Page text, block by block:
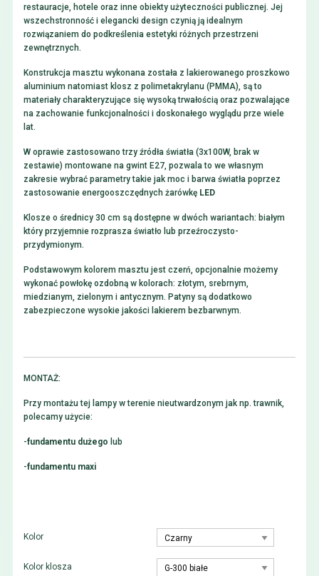
restauracje, hotele oraz inne obiekty użyteczności publicznej. Jej
wszechstronność i elegancki design czynią ją idealnym
rozwiązaniem do podkreślenia estetyki różnych przestrzeni
zewnętrznych.
Konstrukcja masztu wykonana została z lakierowanego proszkowo
aluminium natomiast klosz z polimetakrylanu (PMMA), są to
materiały charakteryzujące się wysoką trwałością oraz pozwalające
na zachowanie funkcjonalności i doskonałego wyglądu prze wiele
lat.
W oprawie zastosowano trzy źródła światła (3x100W, brak w
zestawie) montowane na gwint E27, pozwala to we własnym
zakresie wybrać parametry takie jak moc i barwa światła poprzez
zastosowanie energooszczędnych żarówkę LED
Klosze o średnicy 30 cm są dostępne w dwóch wariantach: białym
który przyjemnie rozprasza światło lub przeźroczysto-
przydymionym.
Podstawowym kolorem masztu jest czerń, opcjonalnie możemy
wykonać powłokę ozdobną w kolorach: złotym, srebrnym,
miedzianym, zielonym i antycznym. Patyny są dodatkowo
zabezpieczone wysokie jakości lakierem bezbarwnym.
MONTAŻ:
Przy montażu tej lampy w terenie nieutwardzonym jak np. trawnik,
polecamy użycie:
-fundamentu dużego lub
-fundamentu maxi
Kolor
Kolor klosza